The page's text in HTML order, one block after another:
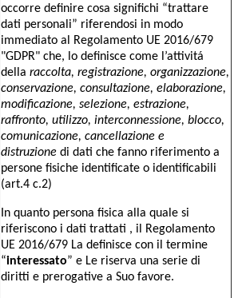
occorre definire cosa significhi “trattare
dati personali” riferendosi in modo
immediato al Regolamento UE 2016/679
"GDPR" che, lo definisce come l’attivitá
della raccolta, registrazione, organizzazione,
conservazione, consultazione, elaborazione,
modificazione, selezione, estrazione,
raffronto, utilizzo, interconnessione, blocco,
comunicazione, cancellazione e
distruzione di dati che fanno riferimento a
persone fisiche identificate o identificabili
(art.4 c.2)
In quanto persona fisica alla quale si
riferiscono i dati trattati , il Regolamento
UE 2016/679 La definisce con il termine
“interessato” e Le riserva una serie di
diritti e prerogative a Suo favore.